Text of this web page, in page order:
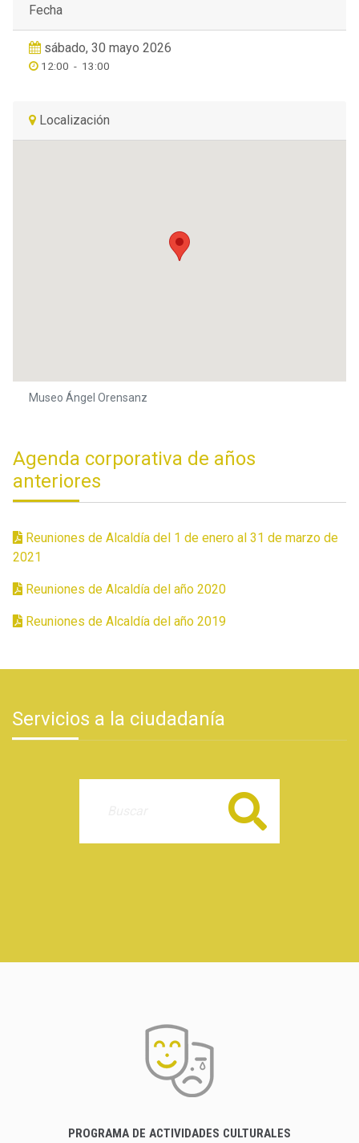
Fecha
sábado, 30 mayo 2026
12:00 - 13:00
Localización
Museo Ángel Orensanz
Agenda corporativa de años
anteriores
Reuniones de Alcaldía del 1 de enero al 31 de marzo de
2021
Reuniones de Alcaldía del año 2020
Reuniones de Alcaldía del año 2019
Servicios a la ciudadanía
Buscar
PROGRAMA DE ACTIVIDADES CULTURALES